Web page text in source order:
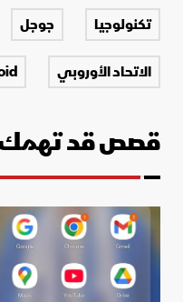
تكنولوجيا جوجل
الاتحاد الأوروبي
قصص قد